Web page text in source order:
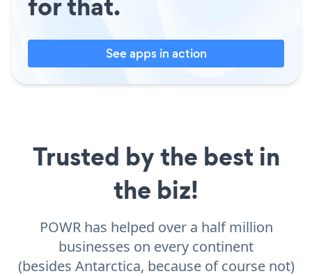
See apps in action
Trusted by the best in
the biz!
POWR has helped over a half million
businesses on every continent
(besides Antarctica, because of course not)